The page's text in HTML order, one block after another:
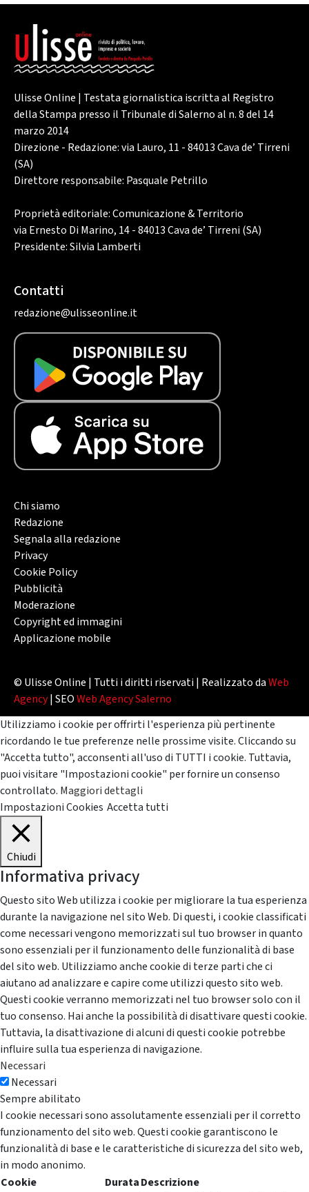
Ulisse Online | Testata giornalistica iscritta al Registro
della Stampa presso il Tribunale di Salerno al n. 8 del 14
marzo 2014
Direzione - Redazione: via Lauro, 11 - 84013 Cava de’ Tirreni
(SA)
Direttore responsabile: Pasquale Petrillo
Proprietà editoriale: Comunicazione & Territorio
via Ernesto Di Marino, 14 - 84013 Cava de’ Tirreni (SA)
Presidente: Silvia Lamberti
Contatti
redazione@ulisseonline.it
Chi siamo
Redazione
Segnala alla redazione
Privacy
Cookie Policy
Pubblicità
Moderazione
Copyright ed immagini
Applicazione mobile
© Ulisse Online | Tutti i diritti riservati | Realizzato daWeb
Agency| SEOWeb Agency Salerno
Utilizziamo i cookie per offrirti l'esperienza più pertinente
ricordando le tue preferenze nelle prossime visite. Cliccando su
"Accetta tutto", acconsenti all'uso di TUTTI i cookie. Tuttavia,
puoi visitare "Impostazioni cookie" per fornire un consenso
controllato. Maggiori dettagli
Impostazioni Cookies Accetta tutti
Chiudi
Informativa privacy
Questo sito Web utilizza i cookie per migliorare la tua esperienza
durante la navigazione nel sito Web. Di questi, i cookie classificati
come necessari vengono memorizzati sul tuo browser in quanto
sono essenziali per il funzionamento delle funzionalità di base
del sito web. Utilizziamo anche cookie di terze parti che ci
aiutano ad analizzare e capire come utilizzi questo sito web.
Questi cookie verranno memorizzati nel tuo browser solo con il
tuo consenso. Hai anche la possibilità di disattivare questi cookie.
Tuttavia, la disattivazione di alcuni di questi cookie potrebbe
influire sulla tua esperienza di navigazione.
Necessari
Necessari
Sempre abilitato
I cookie necessari sono assolutamente essenziali per il corretto
funzionamento del sito web. Questi cookie garantiscono le
funzionalità di base e le caratteristiche di sicurezza del sito web,
in modo anonimo.
Cookie
DurataDescrizione